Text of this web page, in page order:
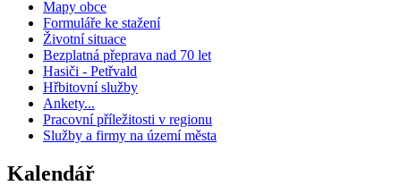
Mapy obce
Formuláře ke stažení
Životní situace
Bezplatná přeprava nad 70 let
Hasiči - Petřvald
Hřbitovní služby
Ankety...
Pracovní příležitosti v regionu
Služby a firmy na území města
Kalendář